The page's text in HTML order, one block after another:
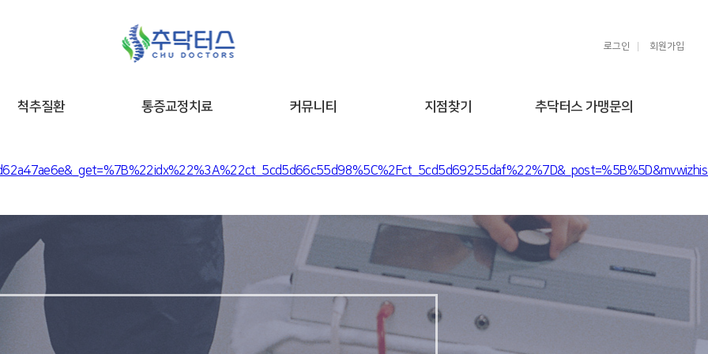
로그인 회원가입
척추질환 통증교정치료 커뮤니티 지점찾기 추닥터스 가맹문의